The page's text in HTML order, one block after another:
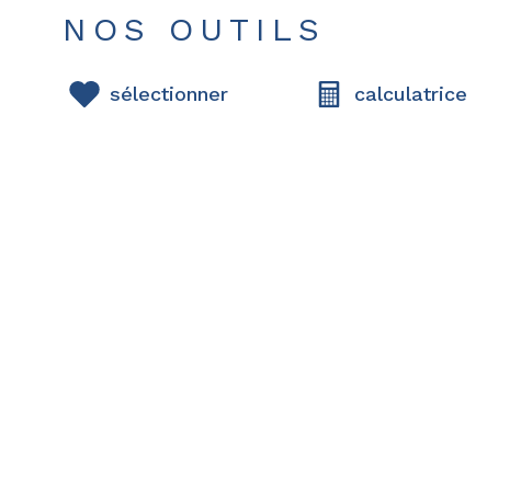
NOS OUTILS
sélectionner calculatrice